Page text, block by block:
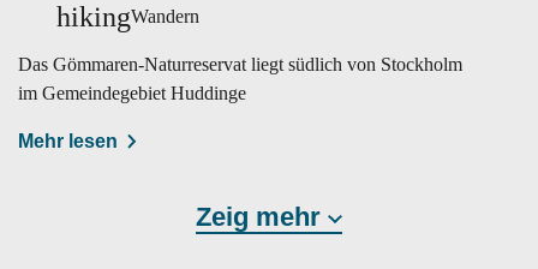
hikingWandern
Das Gömmaren-Naturreservat liegt südlich von Stockholm
im Gemeindegebiet Huddinge
Mehr lesen
Zeig mehr